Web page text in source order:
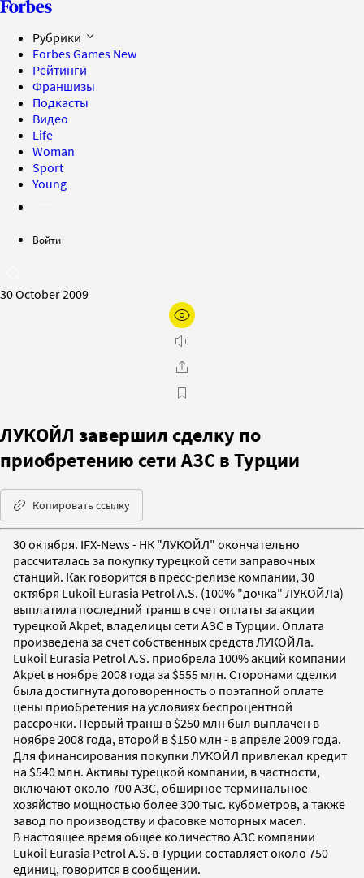
Рубрики
Forbes Games New
Рейтинги
Франшизы
Подкасты
Видео
Life
Woman
Sport
Young
Войти
30 October 2009
ЛУКОЙЛ завершил сделку по
приобретению сети АЗС в Турции
Копировать ссылку
30 октября. IFX-News - НК "ЛУКОЙЛ" окончательно
рассчиталась за покупку турецкой сети заправочных
станций. Как говорится в пресс-релизе компании, 30
октября Lukoil Eurasia Petrol A.S. (100% "дочка" ЛУКОЙЛа)
выплатила последний транш в счет оплаты за акции
турецкой Akpet, владелицы сети АЗС в Турции. Оплата
произведена за счет собственных средств ЛУКОЙЛа.
Lukoil Eurasia Petrol A.S. приобрела 100% акций компании
Akpet в ноябре 2008 года за $555 млн. Сторонами сделки
была достигнута договоренность о поэтапной оплате
цены приобретения на условиях беспроцентной
рассрочки. Первый транш в $250 млн был выплачен в
ноябре 2008 года, второй в $150 млн - в апреле 2009 года.
Для финансирования покупки ЛУКОЙЛ привлекал кредит
на $540 млн. Активы турецкой компании, в частности,
включают около 700 АЗС, обширное терминальное
хозяйство мощностью более 300 тыс. кубометров, а также
завод по производству и фасовке моторных масел.
В настоящее время общее количество АЗС компании
Lukoil Eurasia Petrol A.S. в Турции составляет около 750
единиц, говорится в сообщении.